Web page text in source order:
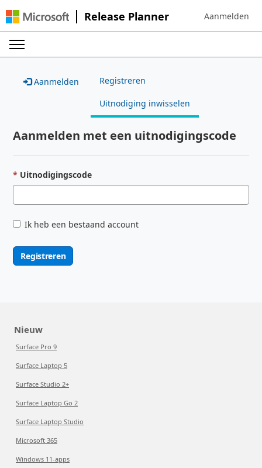
Release Planner Sign in to your
Aanmelden
Aanmelden Registreren
Uitnodiging inwisselen
Aanmelden met een uitnodigingscode
Uitnodigingscode
Ik heb een bestaand account
Registreren
Nieuw
Surface Pro 9
Surface Laptop 5
Surface Studio 2+
Surface Laptop Go 2
Surface Laptop Studio
Microsoft 365
Windows 11-apps